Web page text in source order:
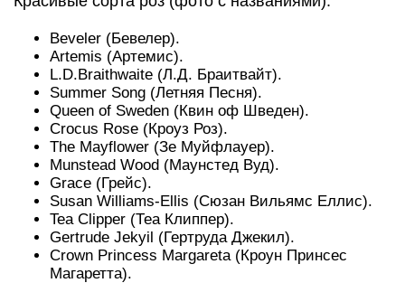
Beveler (Бевелер).
Artemis (Артемис).
L.D.Braithwaite (Л.Д. Браитвайт).
Summer Song (Летняя Песня).
Queen of Sweden (Квин оф Шведен).
Crocus Rose (Кроуз Роз).
The Mayflower (Зе Муйфлауер).
Munstead Wood (Маунстед Вуд).
Grace (Грейс).
Susan Williams-Ellis (Сюзан Вильямс Еллис).
Tea Clipper (Теа Клиппер).
Gertrude Jekyil (Гертруда Джекил).
Crown Princess Margareta (Кроун Принсес
Магаретта).